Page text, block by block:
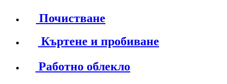
Почистване
Къртене и пробиване
Работно облекло